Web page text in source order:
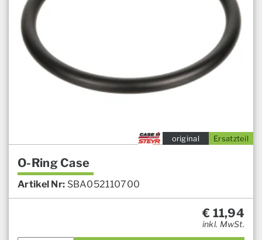
Ersatzteil
original
O-Ring Case
Artikel Nr: SBA052110700
€ 11,94
inkl. MwSt.